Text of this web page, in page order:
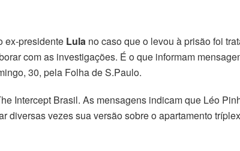
ex-presidente Lula no caso que o levou à prisão foi
com as investigações. É o que informam
30, pela Folha de S.Paulo.
Intercept Brasil. As mensagens indicam que Léo
diversas vezes sua versão sobre o apartamento